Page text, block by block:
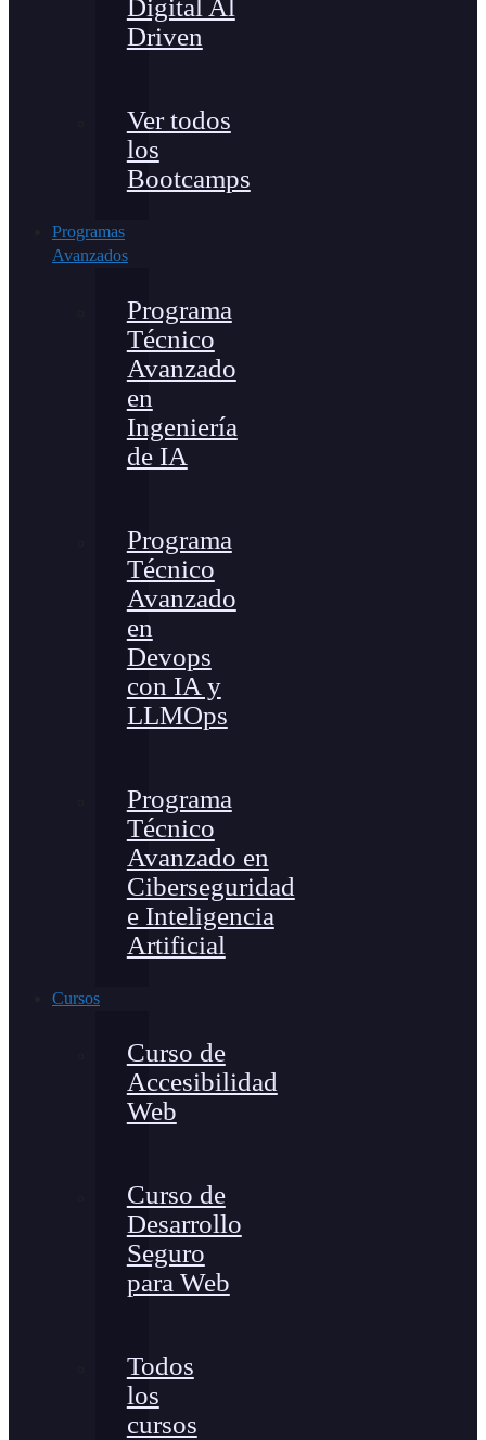
Digital Al
Driven
Ver todos
los
Bootcamps
Programas
Avanzados
Programa
Técnico
Avanzado
en
Ingeniería
de IA
Programa
Técnico
Avanzado
en
Devops
con IA y
LLMOps
Programa
Técnico
Avanzado en
Ciberseguridad
e Inteligencia
Artificial
Cursos
Curso de
Accesibilidad
Web
Curso de
Desarrollo
Seguro
para Web
Todos
los
cursos